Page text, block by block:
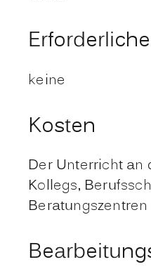
keine
Kosten
Der Unterricht an
Kollegs,